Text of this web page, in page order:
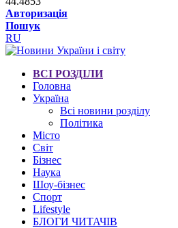
Авторизація
Пошук
RU
ВСІ РОЗДІЛИ
Головна
Україна
Всі новини розділу
Політика
Місто
Світ
Бізнес
Наука
Шоу-бізнес
Спорт
Lifestyle
БЛОГИ ЧИТАЧІВ